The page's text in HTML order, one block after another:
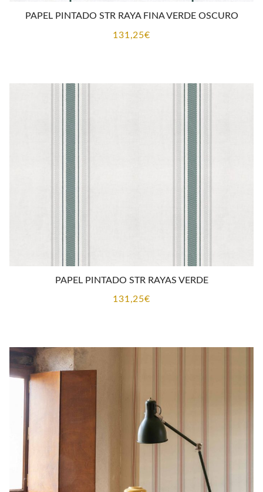
PAPEL PINTADO STR RAYA FINA VERDE OSCURO
131,25€
PAPEL PINTADO STR RAYAS VERDE
131,25€